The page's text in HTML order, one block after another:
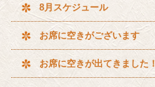
8月スケジュール
お席に空きがございます
お席に空きが出てきました！